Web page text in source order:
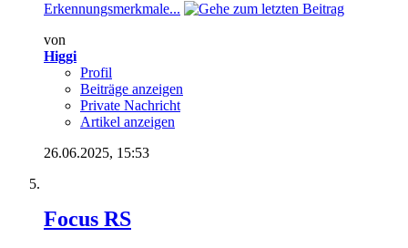
Erkennungsmerkmale...
von
Higgi
Profil
Beiträge anzeigen
Private Nachricht
Artikel anzeigen
26.06.2025, 15:53
Focus RS